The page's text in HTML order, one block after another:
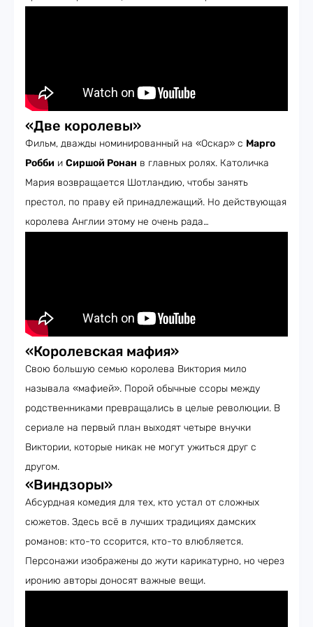
«Две королевы»
Фильм, дважды номинированный на «Оскар» с Марго
Робби и Сиршой Ронан в главных ролях. Католичка
Мария возвращается Шотландию, чтобы занять
престол, по праву ей принадлежащий. Но действующая
королева Англии этому не очень рада…
«Королевская мафия»
Свою большую семью королева Виктория мило
называла «мафией». Порой обычные ссоры между
родственниками превращались в целые революции. В
сериале на первый план выходят четыре внучки
Виктории, которые никак не могут ужиться друг с
другом.
«Виндзоры»
Абсурдная комедия для тех, кто устал от сложных
сюжетов. Здесь всё в лучших традициях дамских
романов: кто-то ссорится, кто-то влюбляется.
Персонажи изображены до жути карикатурно, но через
иронию авторы доносят важные вещи.